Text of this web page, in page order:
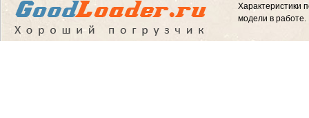
Характеристики
модели в работе.